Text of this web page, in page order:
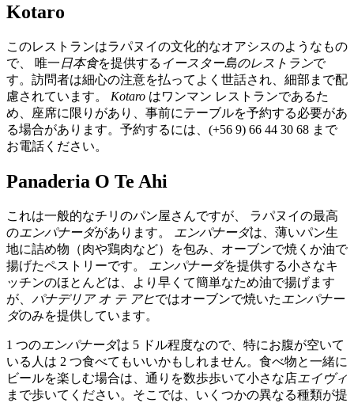
Kotaro
このレストランはラパヌイの文化的なオアシスのようなもの
で、 唯一日本食を提供する イースター島のレストランで
す。訪問者は細心の注意を払ってよく世話され、細部まで配
慮されています。 Kotaro はワンマン レストランであるた
め、座席に限りがあり、事前にテーブルを予約する必要があ
る場合があります。予約するには、(+56 9) 66 44 30 68 まで
お電話ください。
Panaderia O Te Ahi
これは一般的なチリのパン屋さんですが、 ラパヌイの最高
のエンパナーダがあります。 エンパナーダは、薄いパン生
地に詰め物（肉や鶏肉など）を包み、オーブンで焼くか油で
揚げたペストリーです。 エンパナーダを提供する小さなキ
ッチンのほとんどは、より早くて簡単なため油で揚げます
が、 パナデリア オ テ アヒではオーブンで焼いたエンパナー
ダのみを提供しています。
1 つのエンパナーダは 5 ドル程度なので、特にお腹が空いて
いる人は 2 つ食べてもいいかもしれません。食べ物と一緒に
ビールを楽しむ場合は、通りを数歩歩いて小さな店エイヴィ
まで歩いてください。そこでは、いくつかの異なる種類が提